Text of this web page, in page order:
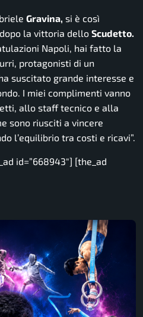
Gravina, si è così
dopo la vittoria dello Scudetto.
Napoli, hai fatto la
protagonisti di un
suscitato grande interesse e
I miei complimenti vanno
allo staff tecnico e alla
sono riusciti a vincere
l’equilibrio tra costi e ricavi”.
id=”668943″] [the_ad